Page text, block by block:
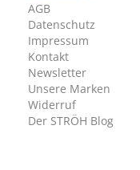
AGB
Datenschutz
Impressum
Kontakt
Newsletter
Unsere Marken
Widerruf
Der STRÖH Blog